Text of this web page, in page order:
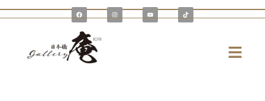
内
容
F
a
c
b
o
o
k
I
n
s
Y
o
u
T
i
k
メ
ニ